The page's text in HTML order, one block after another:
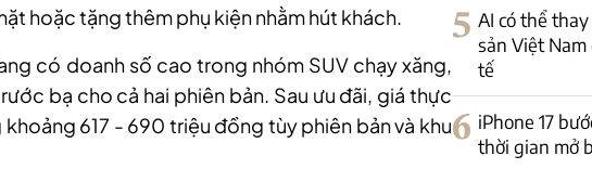
hoặc tặng thêm phụ kiện nhằm hút khách.
có doanh số cao trong nhóm SUV chạy xăng,
bạ cho cả hai phiên bản. Sau ưu đãi, giá thực
617 - 690 triệu đồng tùy phiên bản và khu
5 AI có thể
sản Việt
tế
6 iPhone 17
thời gian mở